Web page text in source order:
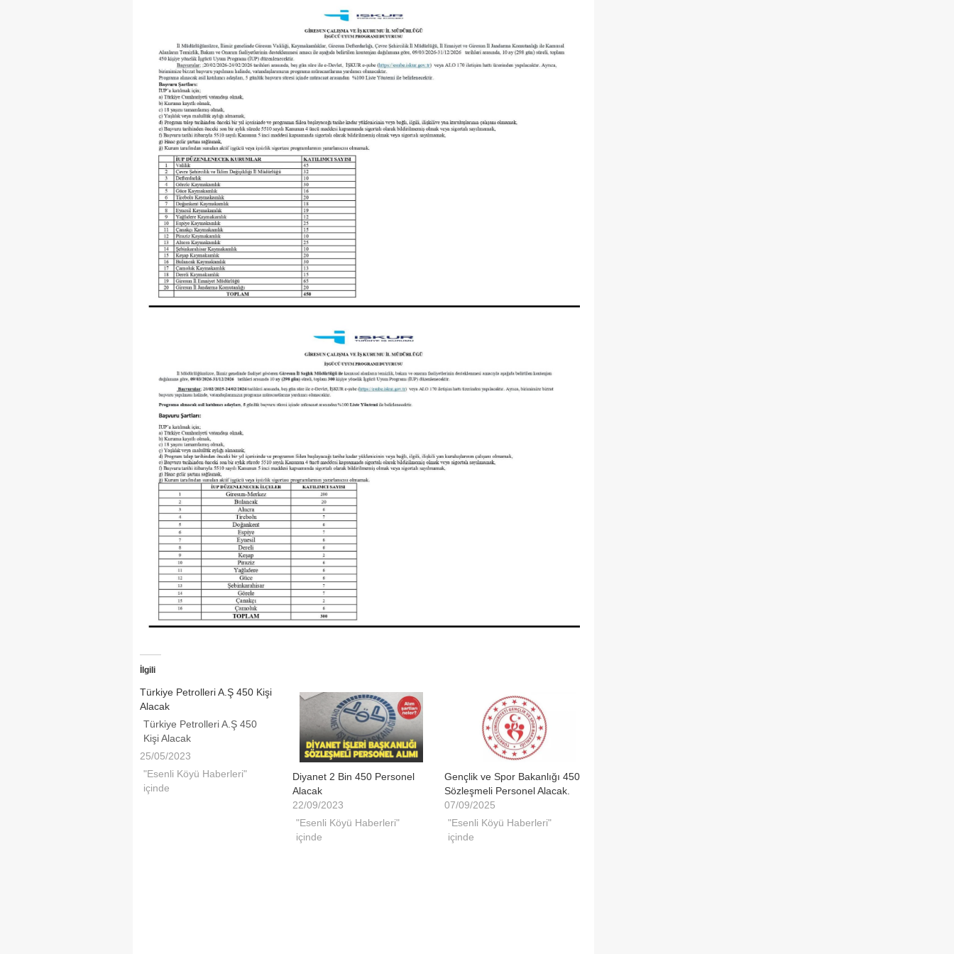
İlgili
Türkiye Petrolleri A.Ş 450 Kişi
Alacak
Türkiye Petrolleri A.Ş 450
Kişi Alacak
25/05/2023
"Esenli Köyü Haberleri"
içinde
Diyanet 2 Bin 450 Personel
Alacak
22/09/2023
"Esenli Köyü Haberleri"
içinde
Gençlik ve Spor Bakanlığı 450
Sözleşmeli Personel Alacak.
07/09/2025
"Esenli Köyü Haberleri"
içinde